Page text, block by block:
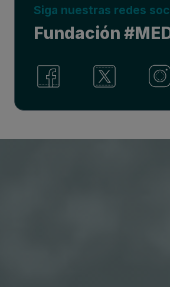
Siga nuestras redes
Fundación